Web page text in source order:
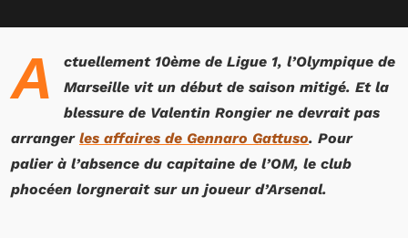
A
ctuellement 10ème de Ligue 1, l’Olympique de
Marseille vit un début de saison mitigé. Et la
blessure de Valentin Rongier ne devrait pas
arranger les affaires de Gennaro Gattuso. Pour
palier à l’absence du capitaine de l’OM, le club
phocéen lorgnerait sur un joueur d’Arsenal.